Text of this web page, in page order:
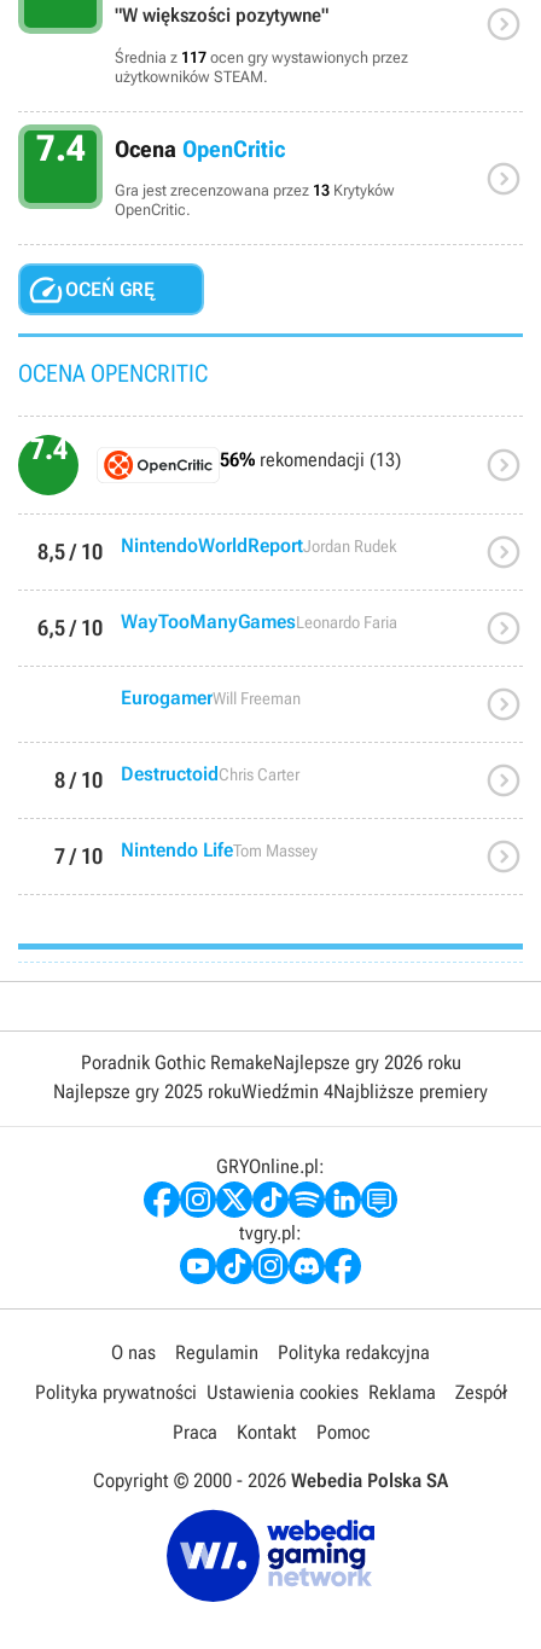
"W większości pozytywne"
Średnia z 117 ocen gry wystawionych przez
użytkowników STEAM.

7.4 Ocena OpenCritic
Gra jest zrecenzowana przez 13 Krytyków
OpenCritic.

OCEŃ GRĘ
OCENA OPENCRITIC
7.4 56% rekomendacji (13) 
8,5 / 10 NintendoWorldReportJordan Rudek 
6,5 / 10 WayTooManyGamesLeonardo Faria 
EurogamerWill Freeman 
8 / 10 DestructoidChris Carter 
7 / 10 Nintendo LifeTom Massey 
Poradnik Gothic RemakeNajlepsze gry 2026 roku
Najlepsze gry 2025 rokuWiedźmin 4Najbliższe premiery
GRYOnline.pl:
tvgry.pl:
O nas Regulamin
Polityka redakcyjna
Polityka prywatności Ustawienia cookies Reklama
Zespół
Praca
Kontakt Pomoc
Copyright © 2000 - 2026 Webedia Polska SA